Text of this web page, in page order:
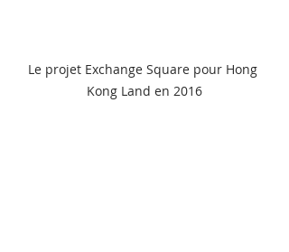
Le projet Exchange Square pour Hong
Kong Land en 2016